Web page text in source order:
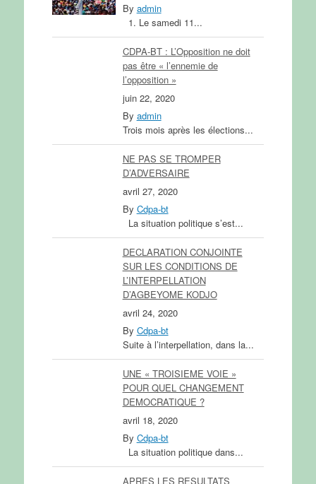
By admin
1. Le samedi 11...
CDPA-BT : L’Opposition ne doit
pas être « l’ennemie de
l’opposition »
juin 22, 2020
By admin
Trois mois après les élections...
NE PAS SE TROMPER
D’ADVERSAIRE
avril 27, 2020
By Cdpa-bt
La situation politique s’est...
DECLARATION CONJOINTE
SUR LES CONDITIONS DE
L’INTERPELLATION
D’AGBEYOME KODJO
avril 24, 2020
By Cdpa-bt
Suite à l’interpellation, dans la...
UNE « TROISIEME VOIE »
POUR QUEL CHANGEMENT
DEMOCRATIQUE ?
avril 18, 2020
By Cdpa-bt
La situation politique dans...
APRES LES RESULTATS